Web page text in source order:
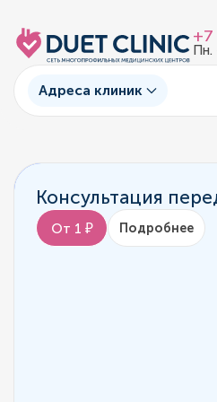
+7
Пн.
Адреса клиник
Консультация
От 1 ₽ Подробнее